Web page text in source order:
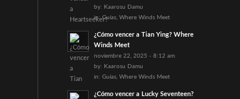
by: Kaarosu Damu
in:Guías, Where Winds Meet
¿Cómo vencer a Tian Ying? Where
Winds Meet
noviembre 22, 2025 - 8:12 am
by: Kaarosu Damu
in: Guías, Where Winds Meet
¿Cómo vencer a Lucky Seventeen?